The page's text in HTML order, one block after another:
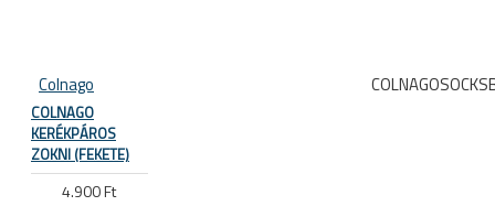
Colnago
COLNAGO
KERÉKPÁROS
ZOKNI (FEKETE)
4.900 Ft